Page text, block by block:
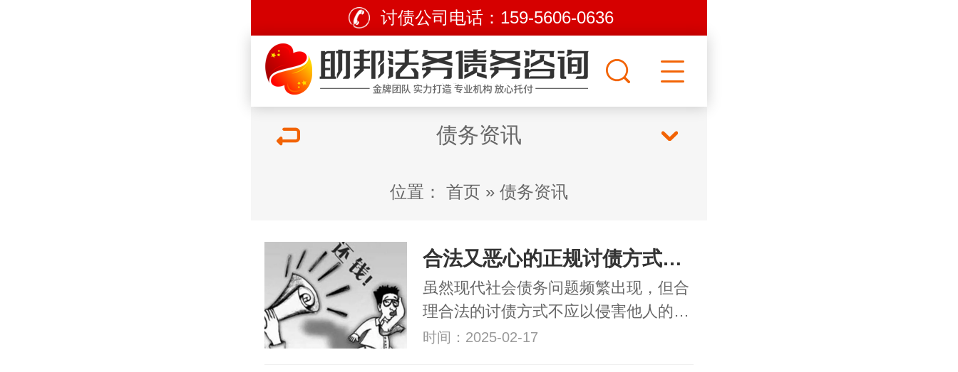
讨债公司电话： 159-5606-0636
债务资讯
位置： 首页 » 债务资讯
合法又恶心的正规讨债方式是什么？
虽然现代社会债务问题频繁出现，但合
理合法的讨债方式不应以侵害他人的…
时间：2025-02-17